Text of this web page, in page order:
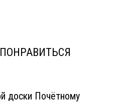
доски Почётному